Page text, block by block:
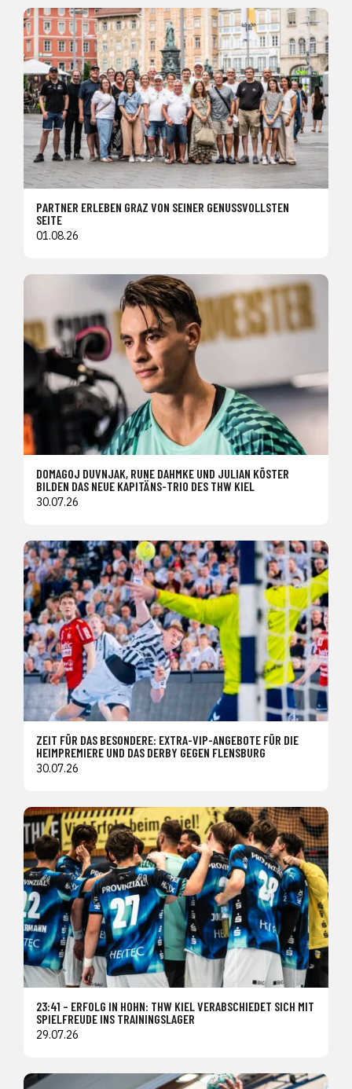
PARTNER ERLEBEN GRAZ VON SEINER GENUSSVOLLSTEN
SEITE
01.08.26
DOMAGOJ DUVNJAK, RUNE DAHMKE UND JULIAN KÖSTER
BILDEN DAS NEUE KAPITÄNS-TRIO DES THW KIEL
30.07.26
ZEIT FÜR DAS BESONDERE: EXTRA-VIP-ANGEBOTE FÜR DIE
HEIMPREMIERE UND DAS DERBY GEGEN FLENSBURG
30.07.26
23:41 – ERFOLG IN HOHN: THW KIEL VERABSCHIEDET SICH MIT
SPIELFREUDE INS TRAININGSLAGER
29.07.26